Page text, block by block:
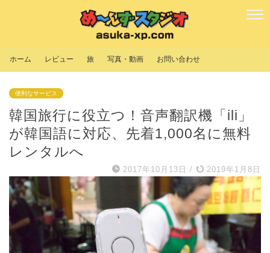
ホーム レビュー 旅 写真・動画 お問い合わせ
便利なサービス
韓国旅行に役立つ！音声翻訳機「ili」
が韓国語に対応、先着1,000名に無料
レンタルへ
2017年10月13日 / 2019年1月8日